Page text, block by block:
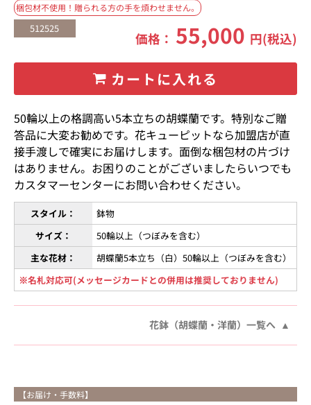
梱包材不使用！贈られる方の手を煩わせません。
512525
価格： 55,000 円(税込)
カートに入れる
50輪以上の格調高い5本立ちの胡蝶蘭です。特別なご贈
答品に大変お勧めです。花キューピットなら加盟店が直
接手渡しで確実にお届けします。面倒な梱包材の片づけ
はありません。お困りのことがございましたらいつでも
カスタマーセンターにお問い合わせください。
スタイル：
鉢物
サイズ：
50輪以上（つぼみを含む）
主な花材：
胡蝶蘭5本立ち（白）50輪以上（つぼみを含む）
※名札対応可(メッセージカードとの併用は推奨しておりません)
花鉢（胡蝶蘭・洋蘭）一覧へ
【お届け・手数料】